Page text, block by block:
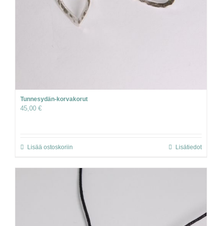
Tunnesydän-korvakorut
45,00 €
Lisää ostoskoriin Lisätiedot